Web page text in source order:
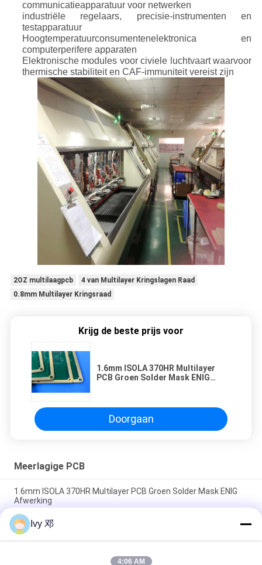
communicatieapparatuur voor netwerken
industriële regelaars, precisie-instrumenten en
testapparatuur
Hoogtemperatuurconsumentenelektronica en
computerperifere apparaten
Elektronische modules voor civiele luchtvaart waarvoor
thermische stabiliteit en CAF-immuniteit vereist zijn
2OZ multilaagpcb
4 van Multilayer Kringslagen Raad
0.8mm Multilayer Kringsraad
Krijg de beste prijs voor
1.6mm ISOLA 370HR Multilayer
PCB Groen Solder Mask ENIG
Doorgaan
Meerlagige PCB
1.6mm ISOLA 370HR Multilayer PCB Groen Solder Mask ENIG
Afwerking
PCB met de Serie 10-laag BGA van het Balnet PCB op Hoge Tg
Fr-4 met Onderdompelingsgoud dat wordt voortgebouwd
Via Gevulde die PCB via in Raad van de Stootkussenkring
Ivy 邓
4:06 AM